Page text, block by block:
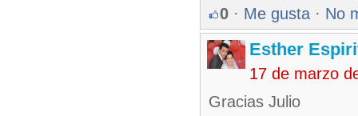
0 · Me gusta · No
Esther
17 de marzo
Gracias Julio